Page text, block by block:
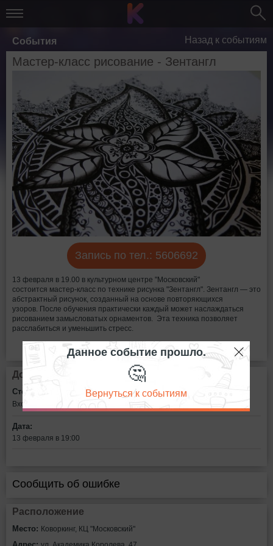
События Назад к событиям
Мастер-класс рисование - Зентангл
Запись по тел.: 5606692
13 февраля в 19.00 в культурном центре "Московский"
состоится мастер-класс по технике рисунка "Зентангл". Зентангл — это
абстрактный рисунок, созданный на основе повторяющихся
узоров. После обучения практически каждый может наслаждаться
рисованием замысловатых орнаментов. Эта техника позволяет
расслабиться и уменьшить стресс.
Дополнительная информация
Стоимость билетов:
Вход свободный
Дата:
13 февраля в 19:00
Сообщить об ошибке
Расположение
Место: Коворкинг, КЦ "Московский"
Данное событие прошло.
🤔
Вернуться к событиям